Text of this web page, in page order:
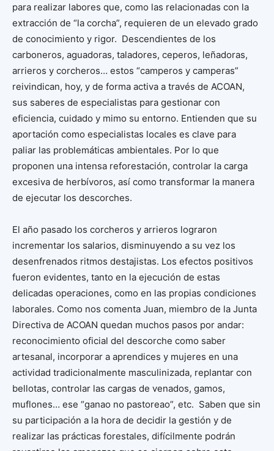
para realizar labores que, como las relacionadas con la
extracción de “la corcha”, requieren de un elevado grado
de conocimiento y rigor. Descendientes de los
carboneros, aguadoras, taladores, ceperos, leñadoras,
arrieros y corcheros… estos “camperos y camperas”
reivindican, hoy, y de forma activa a través de ACOAN,
sus saberes de especialistas para gestionar con
eficiencia, cuidado y mimo su entorno. Entienden que su
aportación como especialistas locales es clave para
paliar las problemáticas ambientales. Por lo que
proponen una intensa reforestación, controlar la carga
excesiva de herbívoros, así como transformar la manera
de ejecutar los descorches.
El año pasado los corcheros y arrieros lograron
incrementar los salarios, disminuyendo a su vez los
desenfrenados ritmos destajistas. Los efectos positivos
fueron evidentes, tanto en la ejecución de estas
delicadas operaciones, como en las propias condiciones
laborales. Como nos comenta Juan, miembro de la Junta
Directiva de ACOAN quedan muchos pasos por andar:
reconocimiento oficial del descorche como saber
artesanal, incorporar a aprendices y mujeres en una
actividad tradicionalmente masculinizada, replantar con
bellotas, controlar las cargas de venados, gamos,
muflones… ese “ganao no pastoreao”, etc. Saben que sin
su participación a la hora de decidir la gestión y de
realizar las prácticas forestales, difícilmente podrán